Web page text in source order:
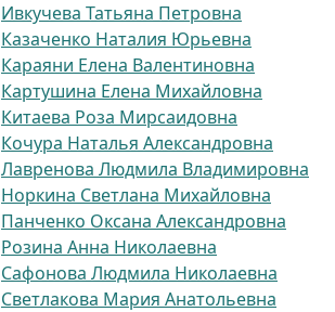
Ивкучева Татьяна Петровна
Казаченко Наталия Юрьевна
Караяни Елена Валентиновна
Картушина Елена Михайловна
Китаева Роза Мирсаидовна
Кочура Наталья Александровна
Лавренова Людмила Владимировна
Норкина Светлана Михайловна
Панченко Оксана Александровна
Розина Анна Николаевна
Сафонова Людмила Николаевна
Светлакова Мария Анатольевна